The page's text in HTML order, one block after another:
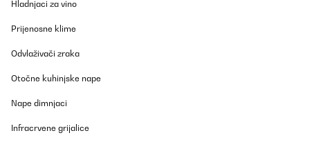
Design und Preis gefallen. Es tut uns jedoch sehr leid, dass das
Betriebsgeräusch nicht Ihren Erwartungen entsprochen hat.
Wir wissen, wie störend unerwünschte Geräusche sein können,
beschriebene Problem wurde bereits von einigen Kunden
Produktentwicklungsteam zusammen, um dieses Problem bei
zukünftigen Modellen zu beheben und zu verbessern.
Wenn Sie eine Rücksendung in Erwägung ziehen oder wir Sie
Hladnjaci za vino
Prijenosne klime
Odvlaživači zraka
Otočne kuhinjske nape
Nape dimnjaci
Infracrvene grijalice